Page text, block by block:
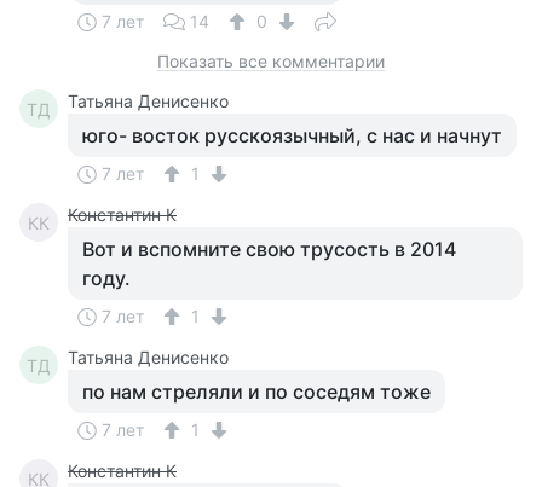
7 лет 14
0
Показать все комментарии
ТД Татьяна Денисенко
юго- восток русскоязычный, с нас и начнут
7 лет 1
КК Константин К
Вот и вспомните свою трусость в 2014
году.
7 лет 1
ТД Татьяна Денисенко
по нам стреляли и по соседям тоже
7 лет 1
КК Константин К